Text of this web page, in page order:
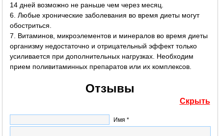
14 дней возможно не раньше чем через месяц.
6. Любые хронические заболевания во время диеты могут
обостриться.
7. Витаминов, микроэлементов и минералов во время диеты
организму недостаточно и отрицательный эффект только
усиливается при дополнительных нагрузках. Необходим
прием поливитаминных препаратов или их комплексов.
Отзывы
Скрыть
Имя *